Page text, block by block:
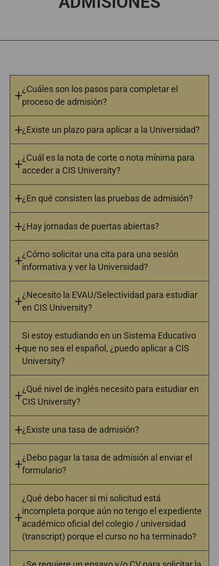
¿Cuáles son los pasos para completar el
proceso de admisión?
¿Existe un plazo para aplicar a la Universidad?
¿Cuál es la nota de corte o nota mínima para
acceder a CIS University?
¿En qué consisten las pruebas de admisión?
¿Hay jornadas de puertas abiertas?
¿Cómo solicitar una cita para una sesión
informativa y ver la Universidad?
¿Necesito la EVAU/Selectividad para estudiar
en CIS University?
Si estoy estudiando en un Sistema Educativo
que no sea el español, ¿puedo aplicar a CIS
University?
¿Qué nivel de inglés necesito para estudiar en
CIS University?
¿Existe una tasa de admisión?
¿Debo pagar la tasa de admisión al enviar el
formulario?
¿Qué debo hacer si mi solicitud está
incompleta porque aún no tengo el expediente
académico oficial del colegio / universidad
(transcript) porque el curso no ha terminado?